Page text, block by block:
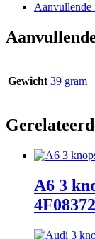
Aanvullende
Gewicht 39 gram
A6 3